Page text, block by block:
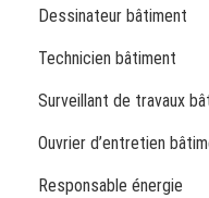
Dessinateur bâtiment
Technicien bâtiment
Surveillant de travaux
Ouvrier d’entretien
Responsable énergie